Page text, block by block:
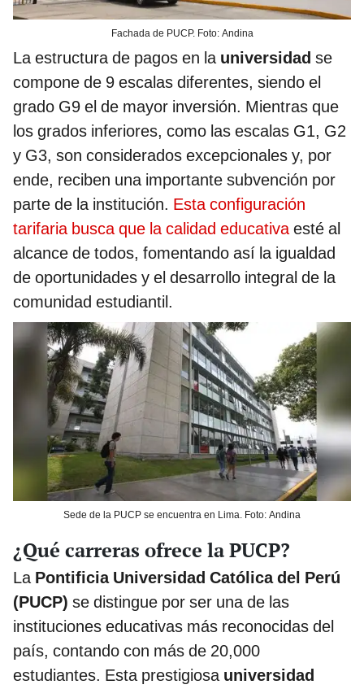
Fachada de PUCP. Foto: Andina
La estructura de pagos en la universidad se
compone de 9 escalas diferentes, siendo el
grado G9 el de mayor inversión. Mientras que
los grados inferiores, como las escalas G1, G2
y G3, son considerados excepcionales y, por
ende, reciben una importante subvención por
parte de la institución. Esta configuración
tarifaria busca que la calidad educativaesté al
alcance de todos, fomentando así la igualdad
de oportunidades y el desarrollo integral de la
comunidad estudiantil.
Sede de la PUCP se encuentra en Lima. Foto: Andina
¿Qué carreras ofrece la PUCP?
La Pontificia Universidad Católica del Perú
(PUCP) se distingue por ser una de las
instituciones educativas más reconocidas del
país, contando con más de 20,000
estudiantes. Esta prestigiosa universidad